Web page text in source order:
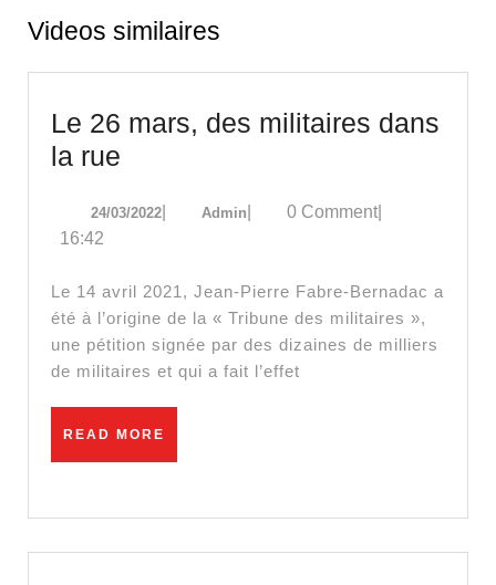
Videos similaires
Le 26 mars, des militaires dans
la rue
mars,
militaires
dans
la
rue
24/03/202224/03/2022
AdminAdmin0 Comment
16:42
Le 14 avril 2021, Jean-Pierre Fabre-Bernadac a
été à l’origine de la « Tribune des militaires »,
une pétition signée par des dizaines de milliers
de militaires et qui a fait l’effet
READ MORE